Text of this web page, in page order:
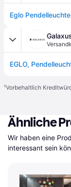
Eglo
EGLO,
¹Vorbehaltlich
Ähnliche
Wir haben eine
interessant sein